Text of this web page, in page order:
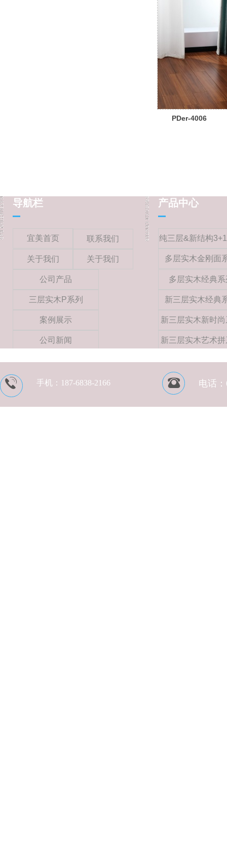
PDer-4006
产品中心
纯三层&新结构
多层实木金刚面
多层实木经典系
新三层实木经典
新三层实木新时
新三层实木艺术
导航栏
宜美首页
关于我们
公司产品
三层实木P系列
案例展示
公司新闻
联系我们
关于我们
手机： 187-6838-2166 电话：